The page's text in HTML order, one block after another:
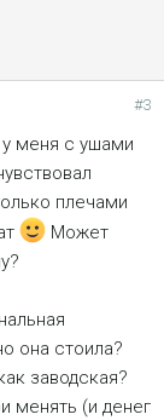
#3
меня с ушами
плечами
Может
она стоила?
заводская?
менять (и денег